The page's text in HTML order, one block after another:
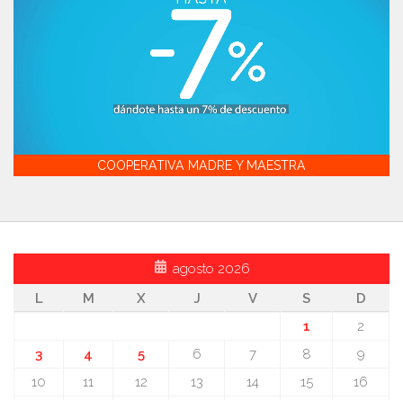
COOPERATIVA MADRE Y MAESTRA
agosto 2026
L
M X J V S
D
1
2
3
4 5 6 7 8
9
10
11 12 13 14 15
16